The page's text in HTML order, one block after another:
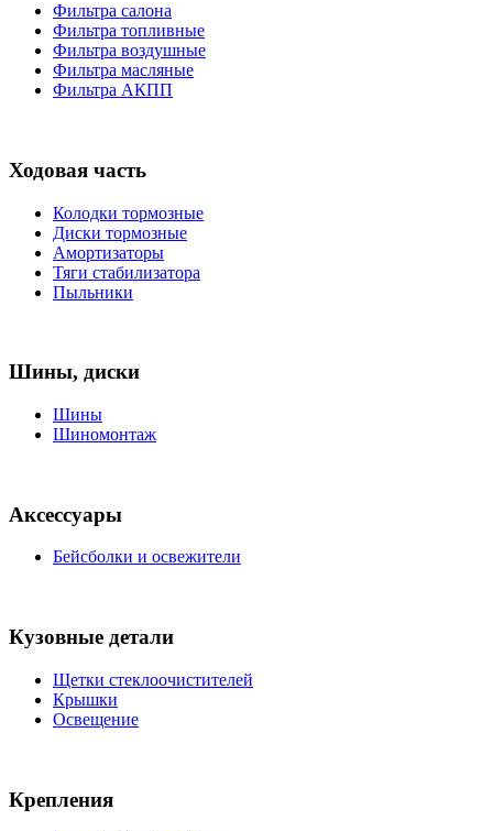
Фильтра салона
Фильтра топливные
Фильтра воздушные
Фильтра масляные
Фильтра АКПП
Ходовая часть
Колодки тормозные
Диски тормозные
Амортизаторы
Тяги стабилизатора
Пыльники
Шины, диски
Шины
Шиномонтаж
Аксессуары
Бейсболки и освежители
Кузовные детали
Щетки стеклоочистителей
Крышки
Освещение
Крепления